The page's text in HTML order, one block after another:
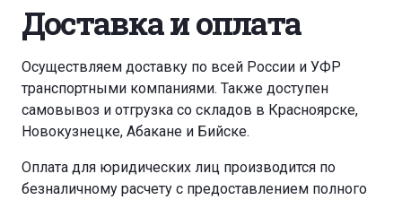
Доставка и оплата
Осуществляем доставку по всей России и УФР
транспортными компаниями. Также доступен
самовывоз и отгрузка со складов в Красноярске,
Новокузнецке, Абакане и Бийске.
Оплата для юридических лиц производится по
безналичному расчету с предоставлением полного